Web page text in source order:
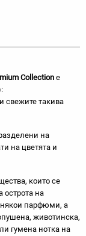
Collection е
свежите такива
на
на цветята и
които се
острота на
някои парфюми, а
животинска,
гумена нотка на